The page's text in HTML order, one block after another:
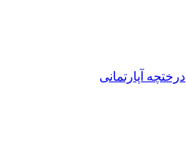
درختچه آپارتمانی